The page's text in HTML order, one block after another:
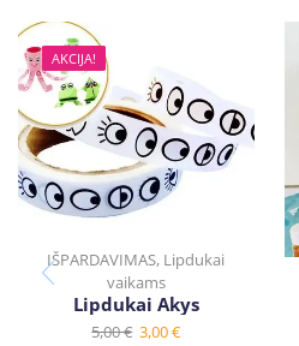
AKCIJA!
IŠPARDAVIMAS, Lipdukai
vaikams
Lipdukai Akys
5,00€ 3,00€